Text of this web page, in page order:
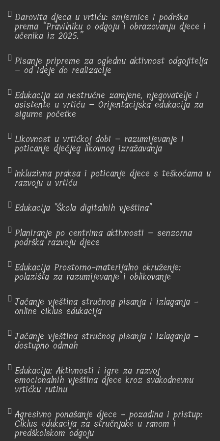
Darovita djeca u vrtiću: smjernice i podrška
prema “Pravilniku o odgoju i obrazovanju djece i
učenika iz 2025.”
Pisanje pripreme za oglednu aktivnost odgojitelja
– od ideje do realizacije
Edukacija za nestručne zamjene, njegovatelje i
asistente u vrtiću – Orijentacijska edukacija za
sigurne početke
Likovnost u vrtićkoj dobi – razumijevanje i
poticanje dječjeg likovnog izražavanja
Inkluzivna praksa i poticanje djece s teškoćama u
razvoju u vrtiću
Edukacija "Škola digitalnih vještina"
Planiranje po centrima aktivnosti – senzorna
podrška razvoju djece
Edukacija Prostorno-materijalno okruženje:
polazišta za razumijevanje i oblikovanje
Jačanje vještina stručnog pisanja i izlaganja -
online ciklus edukacija
Jačanje vještina stručnog pisanja i izlaganja -
dostupno odmah
Edukacija: Aktivnosti i igre za razvoj
emocionalnih vještina djece kroz svakodnevnu
vrtićku rutinu
Agresivno ponašanje djece - pozadina i pristup:
Ciklus edukacija za stručnjake u ranom i
predškolskom odgoju